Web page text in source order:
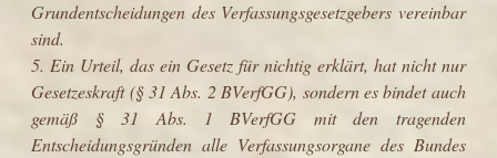
Grundentscheidungen des Verfassungsgesetzgebers vereinbar
sind.
5. Ein Urteil, das ein Gesetz für nichtig erklärt, hat nicht nur
Gesetzeskraft (§ 31 Abs. 2 BVerfGG), sondern es bindet auch
gemäß § 31 Abs. 1 BVerfGG mit den tragenden
Entscheidungsgründen alle Verfassungsorgane des Bundes